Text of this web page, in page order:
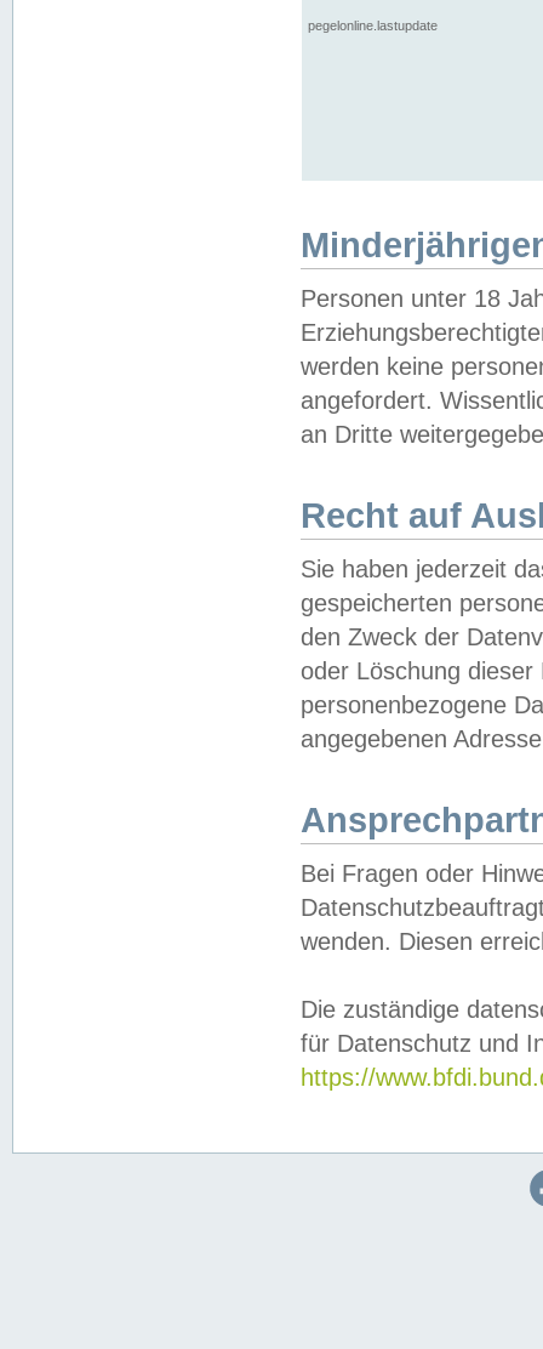
pegelonline.lastupdate
Personen unter 18
werden keine
angefordert.
an Dritte
Recht auf
Sie haben jederzeit
gespeicherten
den Zweck der
oder Löschung
personenbezogene
angegebenen
Bei Fragen oder
wenden. Diesen
Die zuständige
für Datenschutz und
https://